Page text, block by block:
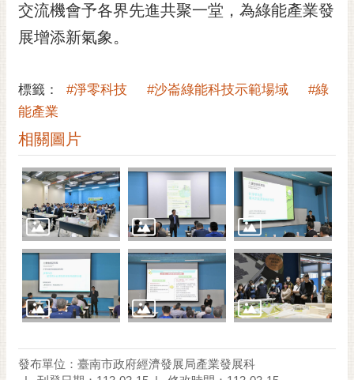
隱
私
權
安
全
政
策
網
站
資
料
開
放
宣
告
府
交
交流機會予各界先進共聚一堂，為綠能產業發
展增添新氣象。
標籤： #淨零科技 #沙崙綠能科技示範場域
#綠
能產業
相關圖片
發布單位：臺南市政府經濟發展局產業發展科